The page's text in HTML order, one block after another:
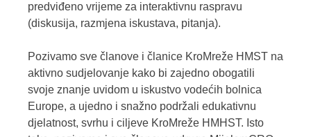
predviđeno vrijeme za interaktivnu raspravu
(diskusija, razmjena iskustava, pitanja).
Pozivamo sve članove i članice KroMreže HMST na
aktivno sudjelovanje kako bi zajedno obogatili
svoje znanje uvidom u iskustvo vodećih bolnica
Europe, a ujedno i snažno podržali edukativnu
djelatnost, svrhu i ciljeve KroMreže HMHST. Isto